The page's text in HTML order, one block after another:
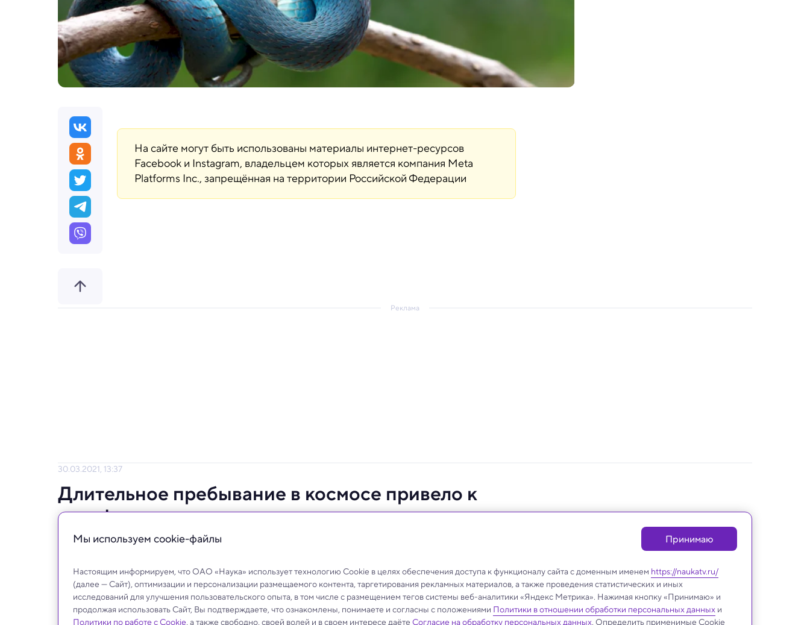
На сайте могут быть использованы материалы интернет-ресурсов
Facebook и Instagram, владельцем которых является компания Meta
Platforms Inc., запрещённая на территории Российской Федерации
Реклама
30.03.2021, 13:37
Длительное пребывание в космосе привело к
атрофии сердца
Как и при очень долгом плавании.
Мы используем сookie-файлы Принимаю
Настоящим информируем, что ОАО «Наука» использует технологию Cookie в целях обеспечения доступа к функционалу сайта с доменным именем https://naukatv.ru/
(далее — Сайт), оптимизации и персонализации размещаемого контента, таргетирования рекламных материалов, а также проведения статистических и иных
исследований для улучшения пользовательского опыта, в том числе с размещением тегов системы веб-аналитики «Яндекс Метрика». Нажимая кнопку «Принимаю» и
продолжая использовать Сайт, Вы подтверждаете, что ознакомлены, понимаете и согласны с положениями Политики в отношении обработки персональных данных и
Политики по работе с Cookie, а также свободно, своей волей и в своем интересе даёте Согласие на обработку персональных данных. Определить применимые Cookie